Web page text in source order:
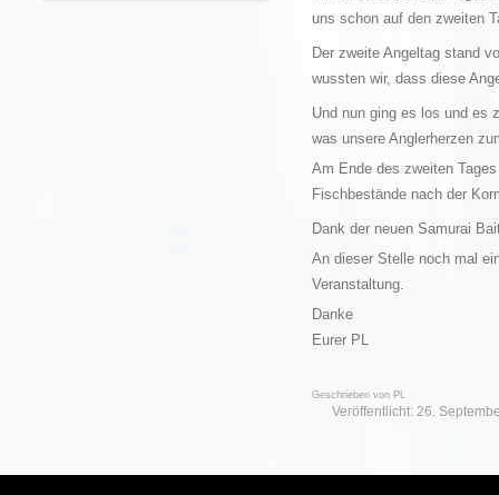
uns schon auf den zweiten
Der zweite Angeltag stand
wussten wir, dass diese
Und nun ging es los und es
was unsere Anglerherzen
Am Ende des zweiten
Fischbestände nach der
Dank der neuen Samurai
An dieser Stelle noch mal
Veranstaltung.
Danke
Eurer PL
Geschrieben von PL
Veröffentlicht: 26.